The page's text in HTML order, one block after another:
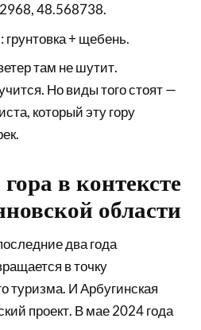
48.568738.
+ щебень.
там не шутит.
Но виды того стоят —
который эту гору
в контексте
области
два года
в точку
туризма. И Арбугинская
проект. В мае 2024 года